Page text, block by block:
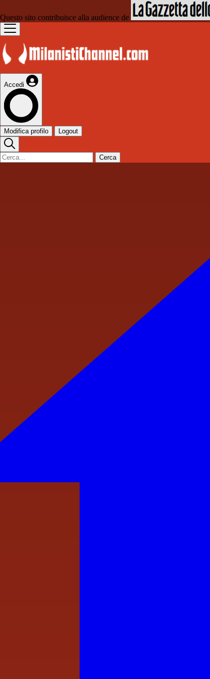
Questo sito contribuisce alla audience de
Accedi
Modifica profilo Logout
Cerca